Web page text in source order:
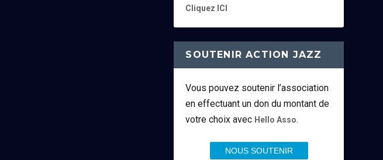
Cliquez ICI
SOUTENIR ACTION JAZZ
Vous pouvez soutenir l’association
en effectuant un don du montant de
votre choix avec Hello Asso.
NOUS SOUTENIR